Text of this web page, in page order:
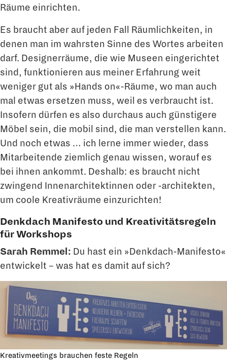
Räume einrichten.
Es braucht aber auf jeden Fall Räumlichkeiten, in
denen man im wahrsten Sinne des Wortes arbeiten
darf. Designerräume, die wie Museen eingerichtet
sind, funktionie­ren aus meiner Erfahrung weit
weniger gut als »Hands on«-Räume, wo man auch
mal etwas ersetzen muss, weil es verbraucht ist.
Insofern dürfen es also durchaus auch günstigere
Möbel sein, die mobil sind, die man verstellen kann.
Und noch etwas … ich lerne immer wieder, dass
Mitarbeitende ziemlich genau wissen, worauf es
bei ihnen ankommt. Deshalb: es braucht nicht
zwingend Innenarchitektinnen oder -architek­ten,
um coole Kreativräume einzurichten!
Denkdach Manifesto und Kreativitätsregeln
für Workshops
Sarah Remmel: Du hast ein »Denkdach-Manifesto«
entwickelt – was hat es damit auf sich?
Kreativmeetings brauchen feste Regeln